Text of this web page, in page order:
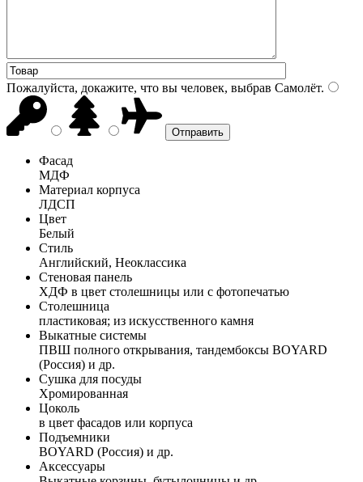
Пожалуйста, докажите, что вы человек, выбрав Самолёт.
Фасад
МДФ
Материал корпуса
ЛДСП
Цвет
Белый
Стиль
Английский, Неоклассика
Стеновая панель
ХДФ в цвет столешницы или с фотопечатью
Столешница
пластиковая; из искусственного камня
Выкатные системы
ПВШ полного открывания, тандембоксы BOYARD
(Россия) и др.
Сушка для посуды
Хромированная
Цоколь
в цвет фасадов или корпуса
Подъемники
BOYARD (Россия) и др.
Аксессуары